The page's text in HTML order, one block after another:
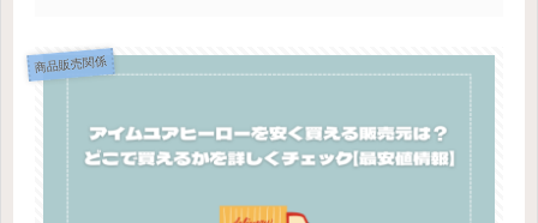
商品販売関係